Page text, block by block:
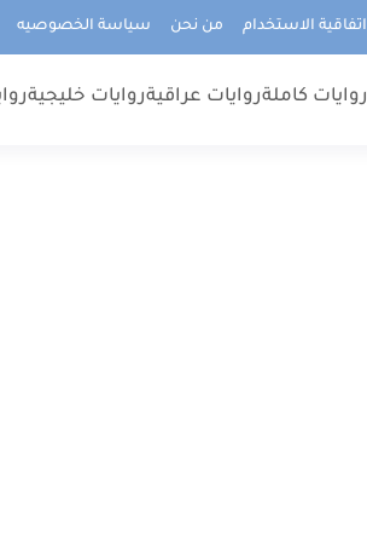
اتفاقية الاستخدام من نحن سياسة الخصوصيه
روايات كاملةروايات عراقيةروايات خليجية